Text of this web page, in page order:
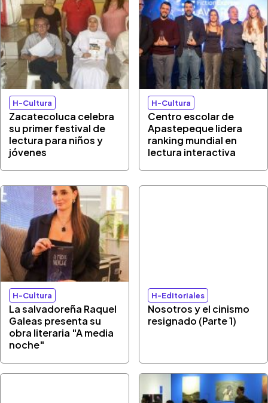
H-Cultura
Zacatecoluca celebra
su primer festival de
lectura para niños y
jóvenes
H-Cultura
Centro escolar de
Apastepeque lidera
ranking mundial en
lectura interactiva
H-Cultura
La salvadoreña Raquel
Galeas presenta su
obra literaria "A media
noche"
H-Editoriales
Nosotros y el cinismo
resignado (Parte 1)